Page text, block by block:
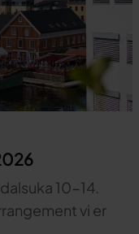
10-14.
vi er